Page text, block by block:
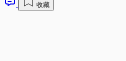
收藏